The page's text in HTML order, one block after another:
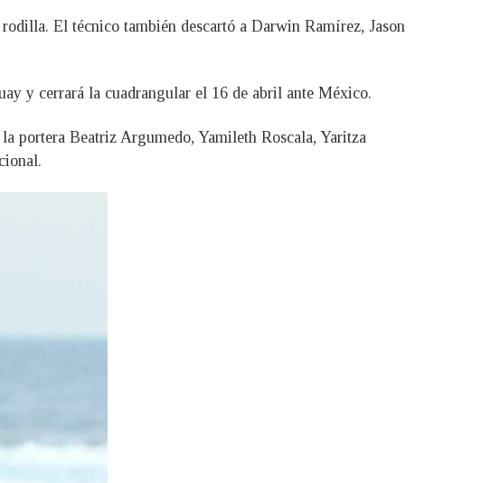
El técnico también descartó a Darwin Ramírez, Jason
y cerrará la cuadrangular el 16 de abril ante México.
portera Beatriz Argumedo, Yamileth Roscala, Yaritza